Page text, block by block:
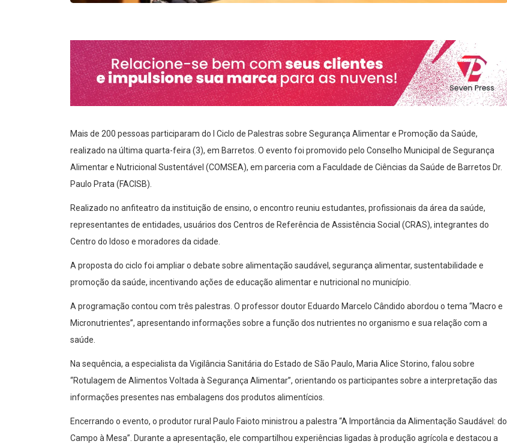
Mais de 200 pessoas participaram do I Ciclo de Palestras sobre Segurança Alimentar e Promoção da Saúde,
realizado na última quarta-feira (3), em Barretos. O evento foi promovido pelo Conselho Municipal de Segurança
Alimentar e Nutricional Sustentável (COMSEA), em parceria com a Faculdade de Ciências da Saúde de Barretos Dr.
Paulo Prata (FACISB).
Realizado no anfiteatro da instituição de ensino, o encontro reuniu estudantes, profissionais da área da saúde,
representantes de entidades, usuários dos Centros de Referência de Assistência Social (CRAS), integrantes do
Centro do Idoso e moradores da cidade.
A proposta do ciclo foi ampliar o debate sobre alimentação saudável, segurança alimentar, sustentabilidade e
promoção da saúde, incentivando ações de educação alimentar e nutricional no município.
A programação contou com três palestras. O professor doutor Eduardo Marcelo Cândido abordou o tema “Macro e
Micronutrientes”, apresentando informações sobre a função dos nutrientes no organismo e sua relação com a
saúde.
Na sequência, a especialista da Vigilância Sanitária do Estado de São Paulo, Maria Alice Storino, falou sobre
“Rotulagem de Alimentos Voltada à Segurança Alimentar”, orientando os participantes sobre a interpretação das
informações presentes nas embalagens dos produtos alimentícios.
Encerrando o evento, o produtor rural Paulo Faioto ministrou a palestra “A Importância da Alimentação Saudável: do
Campo à Mesa”. Durante a apresentação, ele compartilhou experiências ligadas à produção agrícola e destacou a